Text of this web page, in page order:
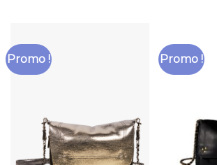
Promo ! Promo !